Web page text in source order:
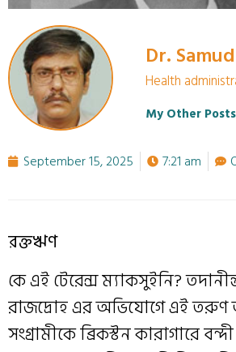
Dr.
Health
My Other Posts
September 15, 2025 7:21 am
রক্তঋণ
কে এই টেরেন্স ম্যাকসুইনি?
রাজদ্রোহ এর অভিযোগে এই তরুণ
সংগ্রামীকে ব্রিকস্টন কারাগারে